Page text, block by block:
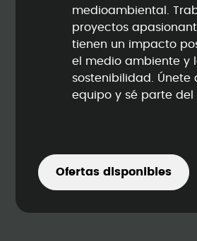
medioambiental.
proyectos
tienen un impacto
el medio ambiente y
sostenibilidad. Únete
equipo y sé parte del
Ofertas disponibles